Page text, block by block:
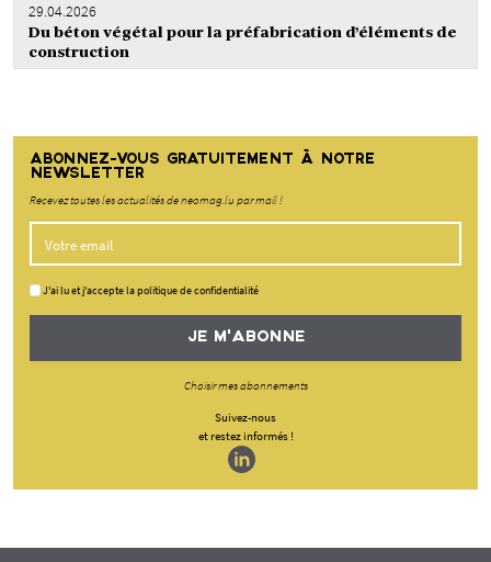
29.04.2026
Du béton végétal pour la préfabrication d’éléments de
construction
ABONNEZ-VOUS GRATUITEMENT À NOTRE
NEWSLETTER
Recevez toutes les actualités de neomag.lu par mail !
J'ai lu et j'accepte la politique de confidentialité
JE M'ABONNE
Choisir mes abonnements
Suivez-nous
et restez informés !